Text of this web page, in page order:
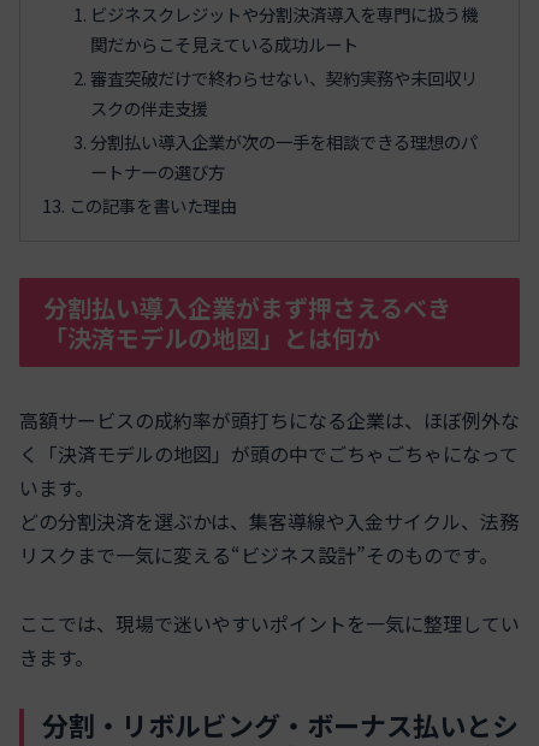
ビジネスクレジットや分割決済導入を専門に扱う機
関だからこそ見えている成功ルート
審査突破だけで終わらせない、契約実務や未回収リ
スクの伴走支援
分割払い導入企業が次の一手を相談できる理想のパ
ートナーの選び方
この記事を書いた理由
分割払い導入企業がまず押さえるべき
「決済モデルの地図」とは何か
高額サービスの成約率が頭打ちになる企業は、ほぼ例外な
く「決済モデルの地図」が頭の中でごちゃごちゃになって
います。
どの分割決済を選ぶかは、集客導線や入金サイクル、法務
リスクまで一気に変える“ビジネス設計”そのものです。
ここでは、現場で迷いやすいポイントを一気に整理してい
きます。
分割・リボルビング・ボーナス払いとシ